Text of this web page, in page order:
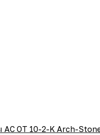
АС ОТ 10-2-K Arch-